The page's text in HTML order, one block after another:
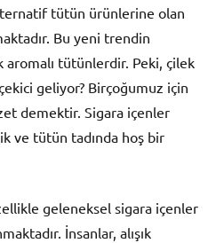
tütün ürünlerine olan
Bu yeni trendin
tütünlerdir. Peki, çilek
geliyor? Birçoğumuz için
demektir. Sigara içenler
ve tütün tadında hoş bir
geleneksel sigara içenler
İnsanlar, alışık